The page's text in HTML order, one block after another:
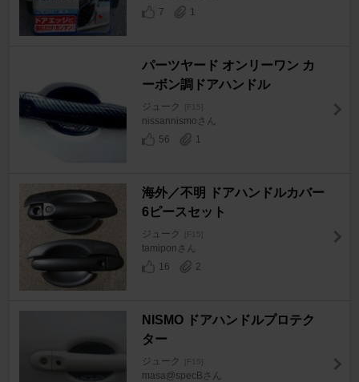
7
1
パーツヤード オンリーワン カ
ーボン調ドアハンドル
ジューク [F15]
nissannismoさん
56
1
海外／不明 ドアハンドルカバー
6ピースセット
ジューク [F15]
tamiponさん
16
2
NISMO ドアハンドルプロテク
ター
ジューク [F15]
masa@specBさん